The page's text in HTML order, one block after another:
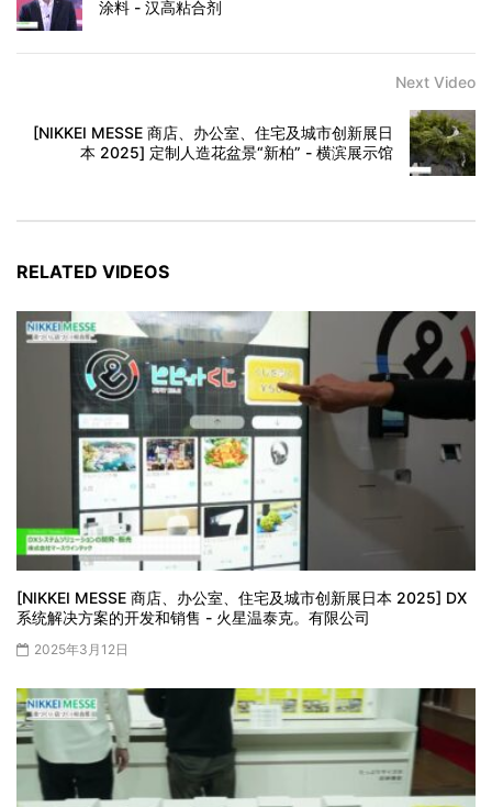
涂料 - 汉高粘合剂
Next Video
[NIKKEI MESSE 商店、办公室、住宅及城市创新展日
本 2025] 定制人造花盆景“新柏” - 横滨展示馆
RELATED VIDEOS
[NIKKEI MESSE 商店、办公室、住宅及城市创新展日本 2025] DX
系统解决方案的开发和销售 - 火星温泰克。有限公司
2025年3月12日